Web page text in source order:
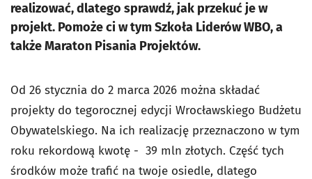
realizować, dlatego sprawdź, jak przekuć je w
projekt. Pomoże ci w tym Szkoła Liderów WBO, a
także Maraton Pisania Projektów.
Od 26 stycznia do 2 marca 2026 można składać
projekty do tegorocznej edycji Wrocławskiego Budżetu
Obywatelskiego. Na ich realizację przeznaczono w tym
roku rekordową kwotę - 39 mln złotych. Część tych
środków może trafić na twoje osiedle, dlatego